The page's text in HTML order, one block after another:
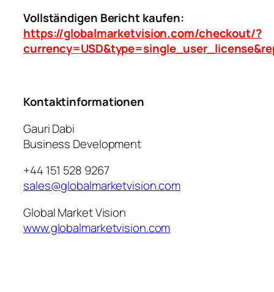
Vollständigen Bericht kaufen:
https://globalmarketvision.com/checkout/?
Kontaktinformationen
Gauri Dabi
Business Development
+44 151 528 9267
sales@globalmarketvision.com
Global Market Vision
www.globalmarketvision.com